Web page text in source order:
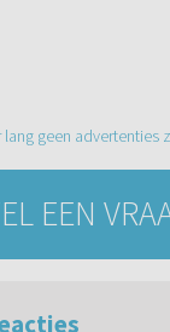
lang geen advertenties
EEN